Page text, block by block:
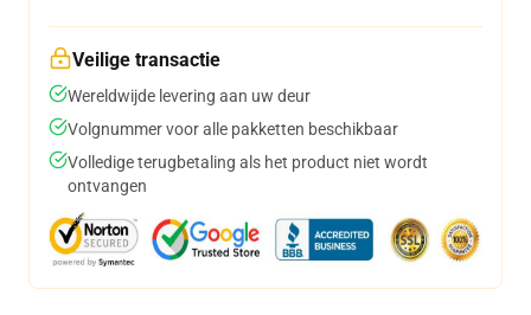
Veilige transactie
Wereldwijde levering aan uw deur
Volgnummer voor alle pakketten beschikbaar
Volledige terugbetaling als het product niet wordt
ontvangen